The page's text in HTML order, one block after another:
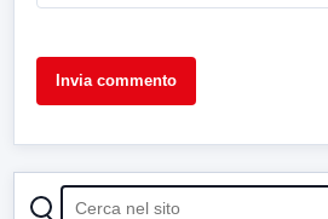
CERCA